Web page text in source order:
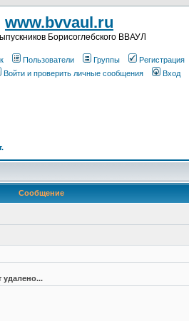
www.bvvaul.ru
Борисоглебского ВВАУЛ
Пользователи Группы
Регистрация
Войти и проверить личные сообщения Вход
Сообщение
удалено...